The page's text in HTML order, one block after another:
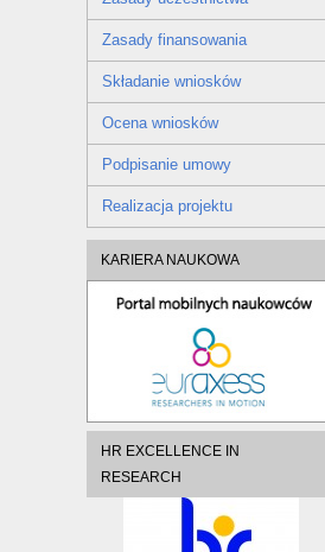
Zasady finansowania
Składanie wniosków
Ocena wniosków
Podpisanie umowy
Realizacja projektu
KARIERA NAUKOWA
HR EXCELLENCE IN
RESEARCH